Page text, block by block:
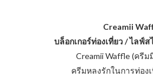
Creamii
บล็อกเกอร์ท่องเที่ยว / ไลฟ์
Creamii Waffle (ครีม
ครีมหลงรักในการท่อง